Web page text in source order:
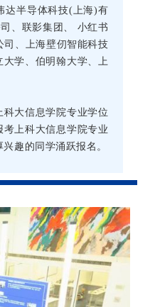
达半导体科技(上海)有
、联影集团、 小红书
司、上海壁仞智能科技
学、伯明翰大学、上
大信息学院专业学位
上科大信息学院专业
趣的同学涌跃报名。